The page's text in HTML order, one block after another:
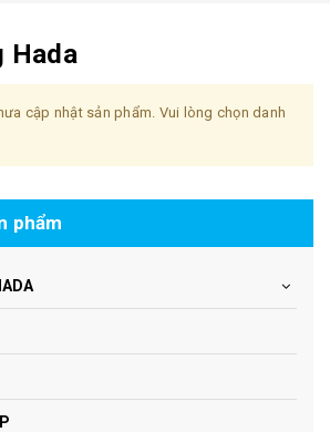
Hada
cập nhật sản phẩm. Vui lòng chọn danh
phẩm